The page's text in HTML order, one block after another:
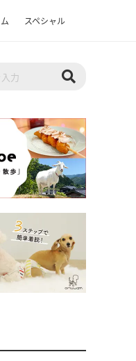
スペシャル